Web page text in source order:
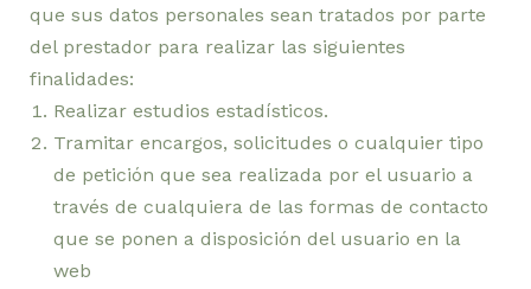
que sus datos personales sean tratados por parte
del prestador para realizar las siguientes
finalidades:
Realizar estudios estadísticos.
Tramitar encargos, solicitudes o cualquier tipo
de petición que sea realizada por el usuario a
través de cualquiera de las formas de contacto
que se ponen a disposición del usuario en la
web